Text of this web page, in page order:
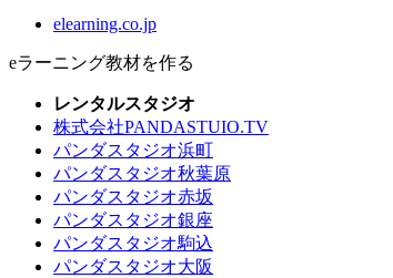
elearning.co.jp
eラーニング教材を作る
レンタルスタジオ
株式会社PANDASTUIO.TV
パンダスタジオ浜町
パンダスタジオ秋葉原
パンダスタジオ赤坂
パンダスタジオ銀座
パンダスタジオ駒込
パンダスタジオ大阪